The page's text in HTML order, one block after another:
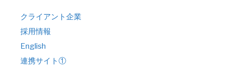
クライアント企業
採用情報
English
連携サイト①